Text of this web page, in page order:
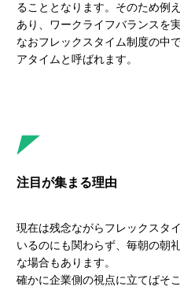
ることとなります。そのため例
あり、ワークライフバランスを
なおフレックスタイム制度の中
アタイムと呼ばれます。
注目が集まる理由
現在は残念ながらフレックスタ
いるのにも関わらず、毎朝の朝
な場合もあります。
確かに企業側の視点に立てばそ